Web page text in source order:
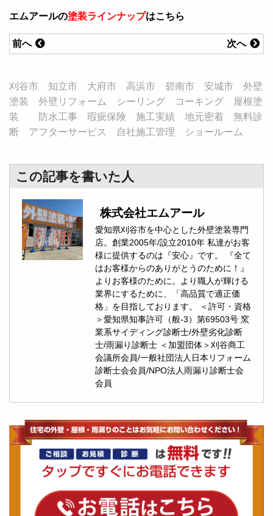
エムアールの塗装ラインナップはこちら
次へ
前へ
刈谷市 知立市 大府市 高浜市 碧南市 安城市 外壁
塗装 外壁リフォーム シーリング コーキング 屋根塗
装 防水工事 瑕疵保険 施工実績 地元密着 無料診
断 アフターサービス 自社施工管理 ショールーム
この記事を書いた人
株式会社エムアール
愛知県刈谷市を中心とした外壁塗装専門
店。創業2005年/設立2010年 私達がお客
様に提供するのは『安心』です。 『全て
はお客様からのありがとうのために！』
よりお客様のために。より職人が輝ける
業界にするために、「高品質で適正価
格」を目指しております。 ＜許可・資格
＞愛知県知事許可（般-3）第69503号 窯
業系サイディング診断士/外壁劣化診断
士/雨漏り診断士 ＜加盟団体＞刈谷商工
会議所会員/一般社団法人日本リフォーム
診断士会会員/NPO法人雨漏り診断士会
会員